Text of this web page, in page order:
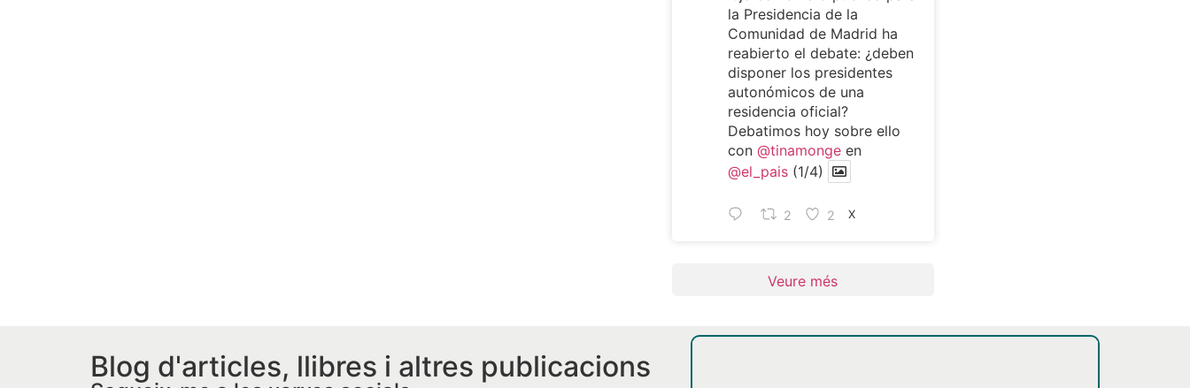
la Presidencia de la
Comunidad de Madrid ha
reabierto el debate: ¿deben
disponer los presidentes
autonómicos de una
residencia oficial?
Debatimos hoy sobre ello
con @tinamongeen
@el_pais(1/4)
2 2 X
Veure més
Blog d'articles, llibres i altres publicacions